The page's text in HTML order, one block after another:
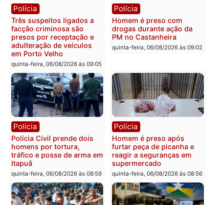
quinta-feira, 06/08/2026 às 18:20
Polícia
Jovem é encontrado morto
na Rua dos Cravos e caso
é investigado pela polícia
em RO
quinta-feira, 06/08/2026 às 09:26
Polícia
Homem é esfaqueado no
tórax durante briga com
vizinho no bairro
Guimarães
quinta-feira, 06/08/2026 às
Polícia Polícia